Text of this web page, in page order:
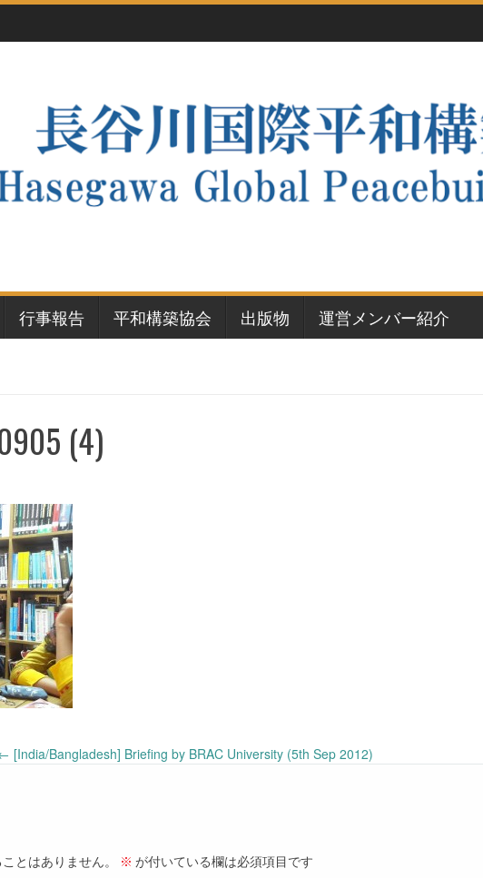
行事報告 平和構築協会 出版物 運営メンバー紹介
(4)
[India/Bangladesh] Briefing by BRAC University (5th Sep 2012)
とはありません。 ※ が付いている欄は必須項目です